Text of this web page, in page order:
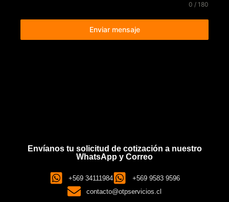
0 / 180
Enviar mensaje
Envíanos tu solicitud de cotización a nuestro
WhatsApp y Correo
+569 34111984
+569 9583 9596
contacto@otpservicios.cl